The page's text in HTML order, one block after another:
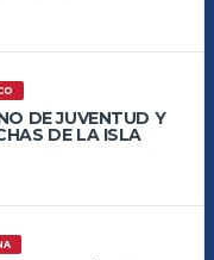
DE JUVENTUD Y
DE LA ISLA